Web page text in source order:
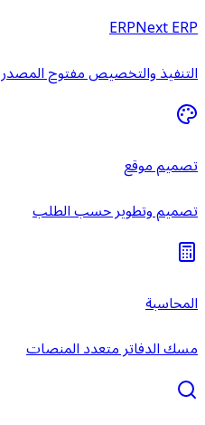
ERPNext ERP
التنفيذ والتخصيص مفتوح المصدر
تصميم موقع
تصميم وتطوير حسب الطلب
المحاسبة
مسك الدفاتر متعدد المنصات